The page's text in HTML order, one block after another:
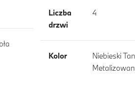
Liczba
drzwi
4
Kolor
Niebieski